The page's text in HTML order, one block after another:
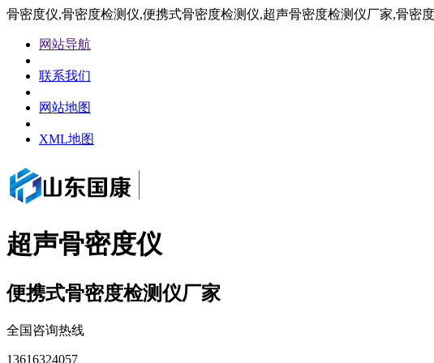
骨密度仪,骨密度检测仪,便携式骨密度检测仪,超声骨密度检测仪厂家,骨密
网站导航
联系我们
网站地图
XML地图
超声骨密度仪
便携式骨密度检测仪厂家
全国咨询热线
13616324057